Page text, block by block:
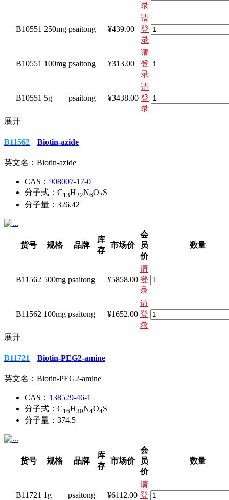
录
B10551 250mg psaitong ¥439.00
请
登
录
B10551 100mg psaitong ¥313.00
请
登
录
B10551 5g psaitong ¥3438.00
请
登
录
展开
B11562 Biotin-azide
英文名： Biotin-azide
CAS： 908007-17-0
分子式： C13H22N6O2S
分子量： 326.42
货号 规格 品牌
库
存
市场价
会
员
价
数量
B11562 500mg psaitong ¥5858.00
请
登
录
B11562 100mg psaitong ¥1652.00
请
登
录
展开
B11721 Biotin-PEG2-amine
英文名： Biotin-PEG2-amine
CAS： 138529-46-1
分子式： C16H30N4O4S
分子量： 374.5
货号 规格 品牌
库
存
市场价
会
员
价
数量
B11721 1g psaitong ¥6112.00
请
登